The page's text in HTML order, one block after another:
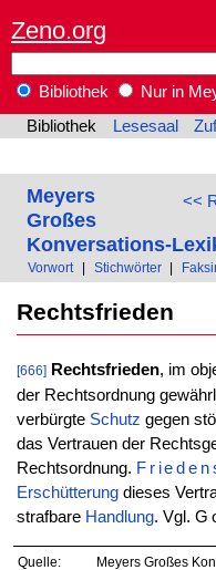
Zeno.org
Bibliothek
Nur in
Bibliothek
Lesesaal
<<
Meyers
Großes
Konversations-
Vorwort Stichwörter
Rechtsfrieden
[666] Rechtsfrieden, im
der Rechtsordnung
verbürgte Schutz gegen
das Vertrauen der
Rechtsordnung.
Erschütterungdieses
strafbare Handlung. Vgl.
Quelle:
Meyers Großes